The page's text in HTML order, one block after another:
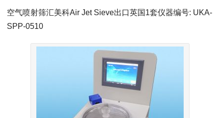
空气喷射筛汇美科Air Jet Sieve出口英国1套仪器编号: UKA-
SPP-0510